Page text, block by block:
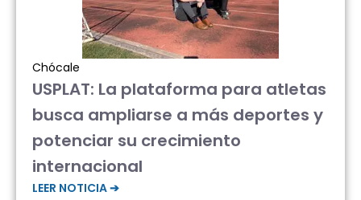
Chócale
USPLAT: La plataforma para atletas
busca ampliarse a más deportes y
potenciar su crecimiento
internacional
LEER NOTICIA ➔